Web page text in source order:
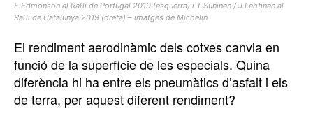
E.Edmonson al Ral·li de Portugal 2019 (esquerra) i T.Suninen / J.Lehtinen al
Ral·li de Catalunya 2019 (dreta) – imatges de Michelin
El rendiment aerodinàmic dels cotxes canvia en
funció de la superfície de les especials. Quina
diferència hi ha entre els pneumàtics d’asfalt i els
de terra, per aquest diferent rendiment?